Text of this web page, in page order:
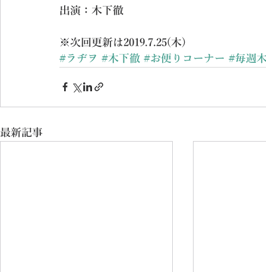
出演：木下徹
※次回更新は2019.7.25(木)
#ラヂヲ #木下徹 #お便りコーナー #毎週
最新記事